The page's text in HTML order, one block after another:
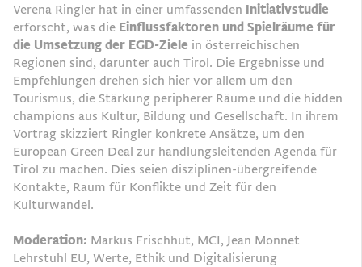
Verena Ringler hat in einer umfassenden Initiativstudie
erforscht, was die Einflussfaktoren und Spielräume für
die Umsetzung der EGD-Ziele in österreichischen
Regionen sind, darunter auch Tirol. Die Ergebnisse und
Empfehlungen drehen sich hier vor allem um den
Tourismus, die Stärkung peripherer Räume und die hidden
champions aus Kultur, Bildung und Gesellschaft. In ihrem
Vortrag skizziert Ringler konkrete Ansätze, um den
European Green Deal zur handlungsleitenden Agenda für
Tirol zu machen. Dies seien disziplinen-übergreifende
Kontakte, Raum für Konflikte und Zeit für den
Kulturwandel.
Moderation: Markus Frischhut, MCI, Jean Monnet
Lehrstuhl EU, Werte, Ethik und Digitalisierung